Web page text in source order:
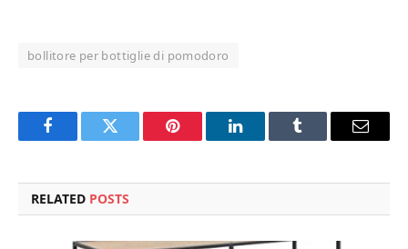
bollitore per bottiglie di pomodoro
FacebookTwitter Pinterest LinkedInTumblr Email
RELATED POSTS